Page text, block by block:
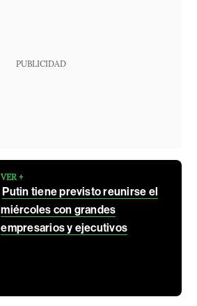
PUBLICIDAD
VER +
Putin tiene previsto reunirse el
miércoles con grandes
empresarios y ejecutivos